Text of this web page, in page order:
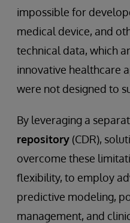
impossible for
medical device, and
technical data, which
innovative healthcare
were not designed to
By leveraging a
repository (CDR),
overcome these
flexibility, to employ
predictive modeling,
management, and